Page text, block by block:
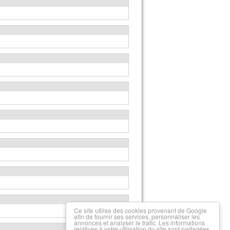
Ce site utilise des cookies provenant de Google
afin de fournir ses services, personnaliser les
annonces et analyser le trafic. Les informations